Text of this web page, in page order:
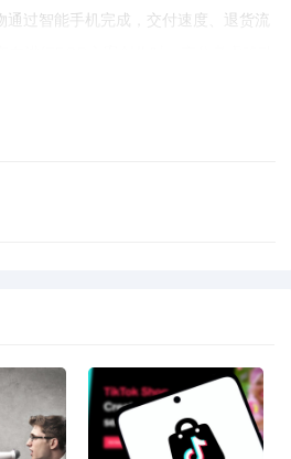
过智能手机完成，交付速度、退货流
进行POD文案创作时，充分考虑移动
化交付速度和退货流程，为消费者提
场策略、高效的POD电商平台对接以